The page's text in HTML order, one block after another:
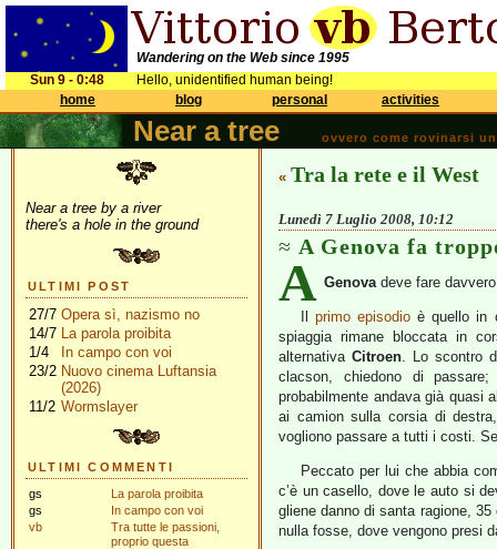
Wandering on the Web since 1995
Sun 9 - 0:48
Hello, unidentified human being!
home
blog personal activities
Near a tree ovvero come rovinarsi
Near a tree by a river
there's a hole in the ground
ULTIMI POST
27/7 Opera sì, nazismo no
14/7 La parola proibita
1/4
In campo con voi
23/2 Nuovo cinema Luftansia
(2026)
11/2 Wormslayer
ULTIMI COMMENTI
gs
La parola proibita
gs
In campo con voi
vb
Tra tutte le passioni,
proprio questa
« Tra la rete e il West
Lunedì 7 Luglio 2008, 10:12
A Genova fa
A Genovadeve fare
primo episodioè quello in
spiaggia rimane bloccata in
alternativa Citroen. Lo scontro
clacson, chiedono di
probabilmente andava già quasi
ai camion sulla corsia di
vogliono passare a tutti i costi.
Peccato per lui che abbia
c’è un casello, dove le auto si
gliene danno di santa ragione,
nulla fosse, dove vengono presi